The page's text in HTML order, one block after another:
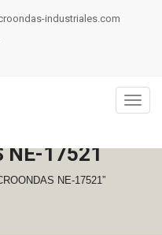
industriales.com
NE-17521
NE-17521”